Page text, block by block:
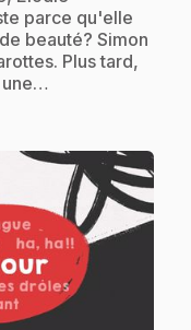
parce qu'elle
beauté? Simon
Plus tard,
une…